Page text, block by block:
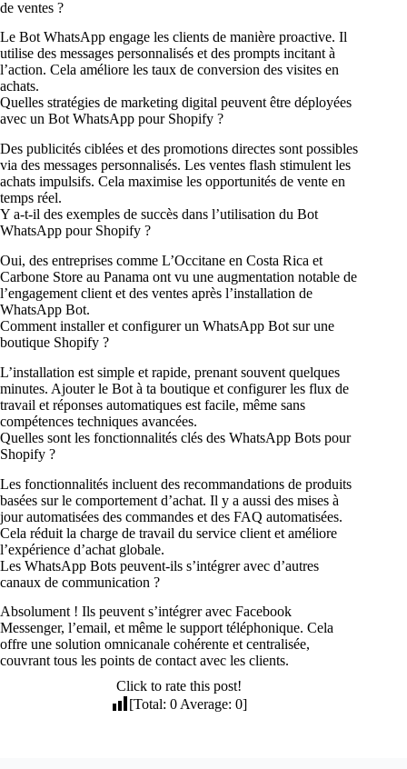
de ventes ?
Le Bot WhatsApp engage les clients de manière proactive. Il
utilise des messages personnalisés et des prompts incitant à
l’action. Cela améliore les taux de conversion des visites en
achats.
Quelles stratégies de marketing digital peuvent être déployées
avec un Bot WhatsApp pour Shopify ?
Des publicités ciblées et des promotions directes sont possibles
via des messages personnalisés. Les ventes flash stimulent les
achats impulsifs. Cela maximise les opportunités de vente en
temps réel.
Y a-t-il des exemples de succès dans l’utilisation du Bot
WhatsApp pour Shopify ?
Oui, des entreprises comme L’Occitane en Costa Rica et
Carbone Store au Panama ont vu une augmentation notable de
l’engagement client et des ventes après l’installation de
WhatsApp Bot.
Comment installer et configurer un WhatsApp Bot sur une
boutique Shopify ?
L’installation est simple et rapide, prenant souvent quelques
minutes. Ajouter le Bot à ta boutique et configurer les flux de
travail et réponses automatiques est facile, même sans
compétences techniques avancées.
Quelles sont les fonctionnalités clés des WhatsApp Bots pour
Shopify ?
Les fonctionnalités incluent des recommandations de produits
basées sur le comportement d’achat. Il y a aussi des mises à
jour automatisées des commandes et des FAQ automatisées.
Cela réduit la charge de travail du service client et améliore
l’expérience d’achat globale.
Les WhatsApp Bots peuvent-ils s’intégrer avec d’autres
canaux de communication ?
Absolument ! Ils peuvent s’intégrer avec Facebook
Messenger, l’email, et même le support téléphonique. Cela
offre une solution omnicanale cohérente et centralisée,
couvrant tous les points de contact avec les clients.
Click to rate this post!
[Total:0Average:0]